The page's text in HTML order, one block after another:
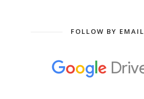
FOLLOW BY EMAIL